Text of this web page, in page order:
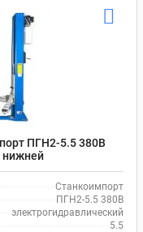
ПГН2-5.5 380В
нижней
Станкоимпорт
ПГН2-5.5 380В
электрогидравлический
5.5